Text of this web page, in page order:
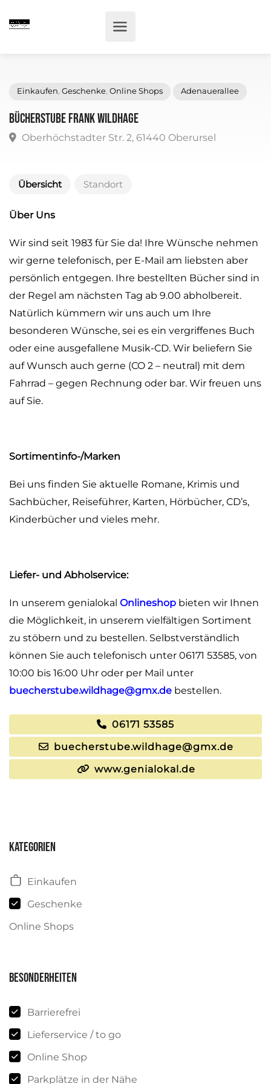
Bücherstube Frank Wildhage
Übersicht Standort
Über Uns
Wir sind seit 1983 für Sie da! Ihre Wünsche nehmen
wir gerne telefonisch, per E-Mail am liebsten aber
persönlich entgegen. Ihre bestellten Bücher sind in
der Regel am nächsten Tag ab 9.00 abholbereit.
Natürlich kümmern wir uns auch um Ihre
besonderen Wünsche, sei es ein vergriffenes Buch
oder eine ausgefallene Musik-CD. Wir beliefern Sie
auf Wunsch auch gerne (CO 2 – neutral) mit dem
Fahrrad – gegen Rechnung oder bar. Wir freuen uns
auf Sie.
Sortimentinfo-/Marken
Bei uns finden Sie aktuelle Romane, Krimis und
Sachbücher, Reiseführer, Karten, Hörbücher, CD’s,
Kinderbücher und vieles mehr.
Liefer- und Abholservice:
In unserem genialokal Onlineshop bieten wir Ihnen
die Möglichkeit, in unserem vielfältigen Sortiment
zu stöbern und zu bestellen. Selbstverständlich
können Sie auch telefonisch unter 06171 53585, von
10:00 bis 16:00 Uhr oder per Mail unter
buecherstube.wildhage@gmx.de bestellen.
06171 53585
buecherstube.wildhage@gmx.de
www.genialokal.de
Kategorien
Einkaufen
Geschenke
Online Shops
Besonderheiten
Barrierefrei
Lieferservice / to go
Online Shop
Parkplätze in der Nähe